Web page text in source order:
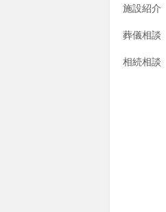
施設紹介
葬儀相談
相続相談